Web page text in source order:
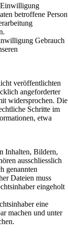
Einwilligung
betroffene Person
Gebrauch
veröffentlichten
angeforderter
widersprochen. Die
Schritte im
etwa
Inhalten, Bildern,
ausschliesslich
genannten
Dateien muss
eingeholt
eine
machen und unter